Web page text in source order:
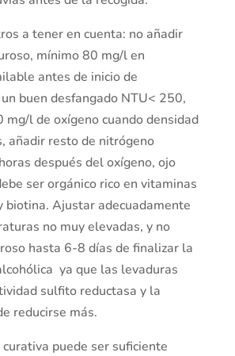
a tener en cuenta: no añadir
mínimo 80 mg/l en
antes de inicio de
buen desfangado NTU< 250,
l de oxígeno cuando densidad
añadir resto de nitrógeno
después del oxígeno, ojo
ser orgánico rico en vitaminas
biotina. Ajustar adecuadamente
no muy elevadas, y no
hasta 6-8 días de finalizar la
ya que las levaduras
sulfito reductasa y la
reducirse más.
puede ser suficiente